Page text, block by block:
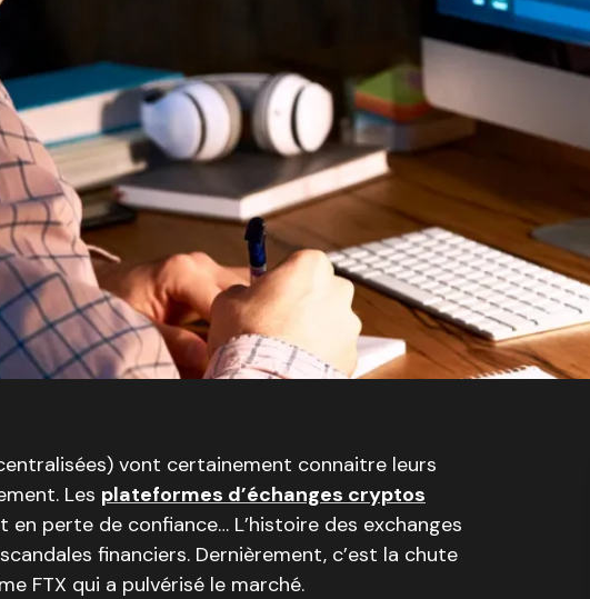
vont certainement connaitre leurs
Les plateformes d’échanges cryptos
en perte de confiance… L’histoire des exchanges
financiers. Dernièrement, c’est la chute
FTX qui a pulvérisé le marché.